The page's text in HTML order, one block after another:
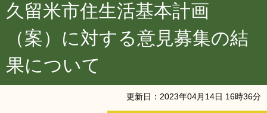
観光魅力・イベント
創業・産業・ビジネス
計画・政策
久留米市住生活基本計画
（案）に対する意見募集の結
果について
更新日： 2023年04月 14日 16時36分